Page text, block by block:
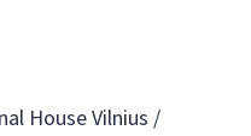
House Vilnius /